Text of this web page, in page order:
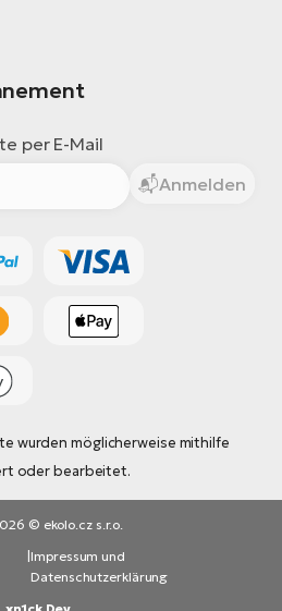
per E-Mail
Anmelden
wurden möglicherweise mithilfe
oder bearbeitet.
© ekolo.cz s.r.o.
|Impressum und
Datenschutzerklärung